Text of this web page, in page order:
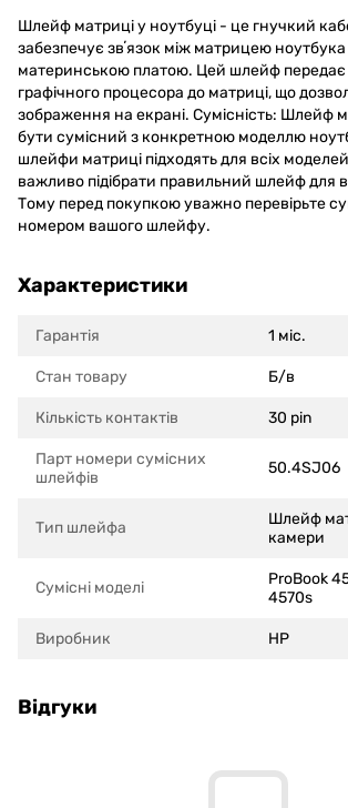
Шлейф матриці у ноутбуці - це гнучкий
забезпечує звʼязок між матрицею ноутбука
материнською платою. Цей шлейф передає
графічного процесора до матриці, що
зображення на екрані. Сумісність: Шлейф
бути сумісний з конкретною моделлю
шлейфи матриці підходять для всіх
важливо підібрати правильний шлейф для
Тому перед покупкою уважно перевірьте
номером вашого шлейфу.
Характеристики
Гарантія 1 міс.
Стан товару Б/в
Кількість контактів 30 pin
Парт номери сумісних
шлейфів
50.4SJ06
Тип шлейфа
Шлейф
камери
Сумісні моделi
ProBook
4570s
Виробник HP
Відгуки